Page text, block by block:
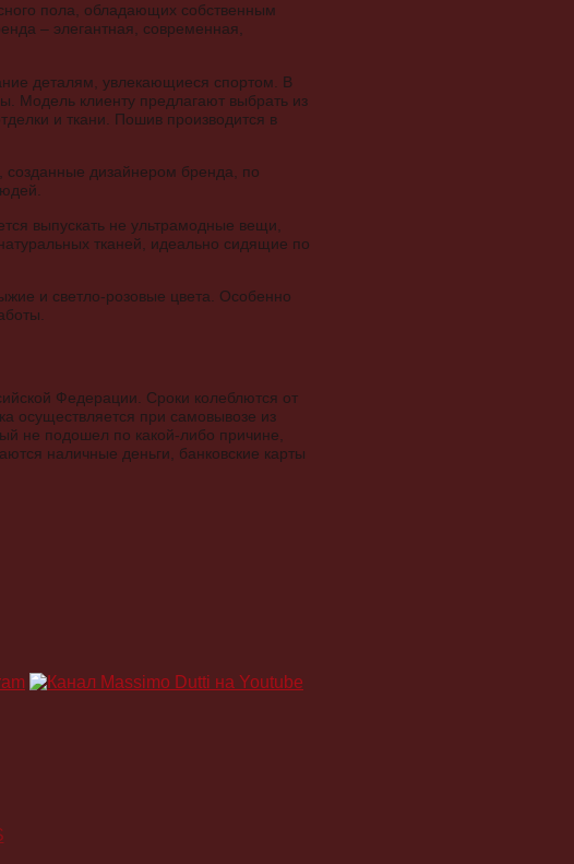
пола, обладающих собственным
– элегантная, современная,
деталям, увлекающиеся спортом. В
Модель клиенту предлагают выбрать из
и ткани. Пошив производится в
созданные дизайнером бренда, по
выпускать не ультрамодные вещи,
тканей, идеально сидящие по
и светло-розовые цвета. Особенно
Федерации. Сроки колеблются от
осуществляется при самовывозе из
не подошел по какой-либо причине,
наличные деньги, банковские карты